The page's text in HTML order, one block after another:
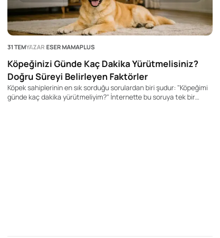
31 TEMYAZAR ESER MAMAPLUS
Köpeğinizi Günde Kaç Dakika Yürütmelisiniz?
Doğru Süreyi Belirleyen Faktörler
Köpek sahiplerinin en sık sorduğu sorulardan biri şudur: "Köpeğimi
günde kaç dakika yürütmeliyim?" İnternette bu soruya tek bir